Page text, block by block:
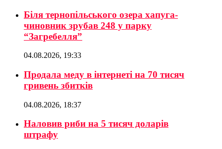
Біля тернопільського озера хапуга-
чиновник зрубав 248 у парку
“Загребелля”
04.08.2026, 19:33
Продала меду в інтернеті на 70 тисяч
гривень збитків
04.08.2026, 18:37
Наловив риби на 5 тисяч доларів
штрафу